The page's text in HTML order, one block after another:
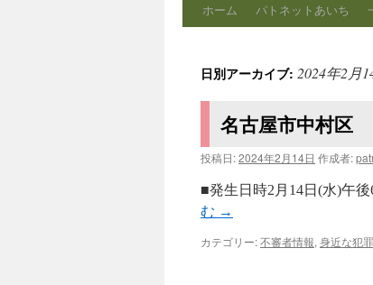
ッ
ホーム パトネットあいち
日別アーカイブ: 2024年2月
名古屋市中村区
投稿日:2024年2月14日 作成者:
■発生日時2月14日(水)午
む →
カテゴリー:不審者情報, 身近な犯